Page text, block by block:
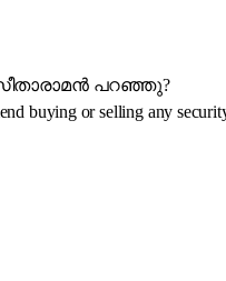
പറഞ്ഞു?
buying or selling any